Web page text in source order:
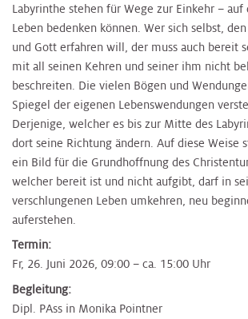
Labyrinthe stehen für Wege zur Einkehr –
Leben bedenken können. Wer sich selbst,
und Gott erfahren will, der muss auch bereit
mit all seinen Kehren und seiner ihm nicht
beschreiten. Die vielen Bögen und
Spiegel der eigenen Lebenswendungen
Derjenige, welcher es bis zur Mitte des
dort seine Richtung ändern. Auf diese Weise
ein Bild für die Grundhoffnung des
welcher bereit ist und nicht aufgibt, darf in
verschlungenen Leben umkehren, neu
auferstehen.
Termin:
Fr, 26. Juni 2026, 09:00 – ca. 15:00 Uhr
Begleitung:
Dipl. PAss in Monika Pointner